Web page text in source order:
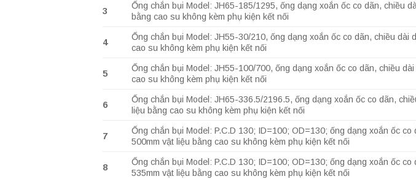
3
Ống chắn bụi Model: JH65-185/1295, ống dạng xoắn ốc co dãn, chiều
bằng cao su không kèm phụ kiện kết nối
4
Ống chắn bụi Model: JH55-30/210, ống dạng xoắn ốc co dãn, chiều dài
cao su không kèm phụ kiện kết nối
5
Ống chắn bụi Model: JH55-100/700, ống dạng xoắn ốc co dãn, chiều
cao su không kèm phụ kiện kết nối
6
Ống chắn bụi Model: JH65-336.5/2196.5, ống dạng xoắn ốc co dãn,
liệu bằng cao su không kèm phụ kiện kết nối
7
Ống chắn bụi Model: P.C.D 130; ID=100; OD=130; ống dạng xoắn ốc
500mm vật liệu bằng cao su không kèm phụ kiện kết nối
8
Ống chắn bụi Model: P.C.D 130; ID=100; OD=130; ống dạng xoắn ốc
535mm vật liệu bằng cao su không kèm phụ kiện kết nối